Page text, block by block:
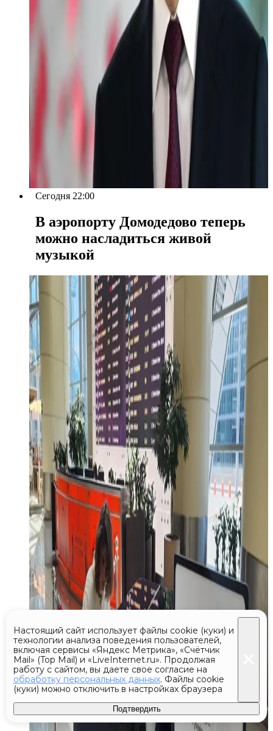
Сегодня 22:00
В аэропорту Домодедово теперь
можно насладиться живой
музыкой
Настоящий сайт использует файлы cookie (куки) и
технологии анализа поведения пользователей,
включая сервисы «Яндекс Метрика», «Счётчик
Mail» (Top Mail) и «LiveInternet.ru». Продолжая
работу с сайтом, вы даете свое согласие на
обработку персональных данных. Файлы cookie
(куки) можно отключить в настройках браузера
Подтвердить